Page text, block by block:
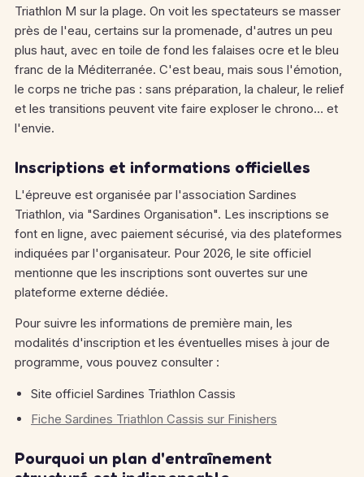
Triathlon M sur la plage. On voit les spectateurs se masser
près de l'eau, certains sur la promenade, d'autres un peu
plus haut, avec en toile de fond les falaises ocre et le bleu
franc de la Méditerranée. C'est beau, mais sous l'émotion,
le corps ne triche pas : sans préparation, la chaleur, le relief
et les transitions peuvent vite faire exploser le chrono… et
l'envie.
Inscriptions et informations officielles
L'épreuve est organisée par l'association Sardines
Triathlon, via "Sardines Organisation". Les inscriptions se
font en ligne, avec paiement sécurisé, via des plateformes
indiquées par l'organisateur. Pour 2026, le site officiel
mentionne que les inscriptions sont ouvertes sur une
plateforme externe dédiée.
Pour suivre les informations de première main, les
modalités d'inscription et les éventuelles mises à jour de
programme, vous pouvez consulter :
Site officiel Sardines Triathlon Cassis
Fiche Sardines Triathlon Cassis sur Finishers
Pourquoi un plan d'entraînement